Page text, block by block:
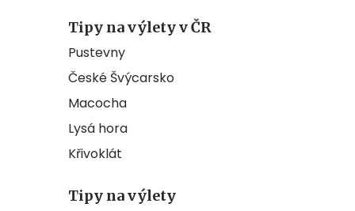
Tipy na výlety v ČR
Pustevny
České Švýcarsko
Macocha
Lysá hora
Křivoklát
Tipy na výlety